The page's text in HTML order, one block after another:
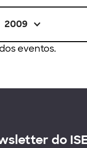
2009
eventos.
do